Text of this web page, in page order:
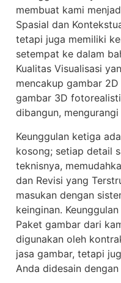
membuat kami
Spasial dan
tetapi juga memiliki
setempat ke dalam
Kualitas Visualisasi
mencakup gambar
gambar 3D
dibangun,
Keunggulan ketiga
kosong; setiap detail
teknisnya,
dan Revisi yang
masukan dengan
keinginan.
Paket gambar dari
digunakan oleh
jasa gambar, tetapi
Anda didesain